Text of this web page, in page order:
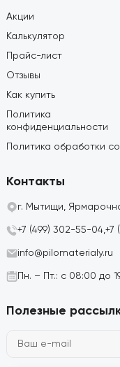
Акции
Калькулятор
Прайс-лист
Отзывы
Как купить
Политика
конфиденциальности
Политика обработки
Контакты
г. Мытищи,
+7 (499) 302-55-04,+7
info@pilomaterialy.ru
Пн. – Пт.: с 08:00 до
Полезные